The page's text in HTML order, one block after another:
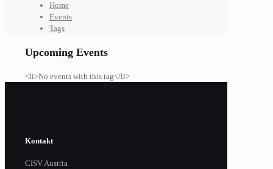
Home
Events
Tags
Upcoming Events
<li>No events with this tag</li>
Kontakt
CISV Austria